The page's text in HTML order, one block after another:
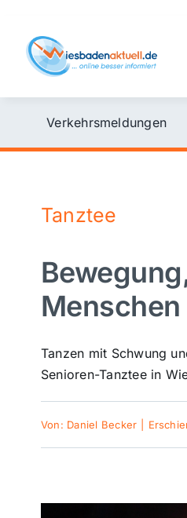
content
Verkehrsmeldungen
Tanztee
Tanzen mit Schwung
Senioren-Tanztee in
Von: Daniel Becker